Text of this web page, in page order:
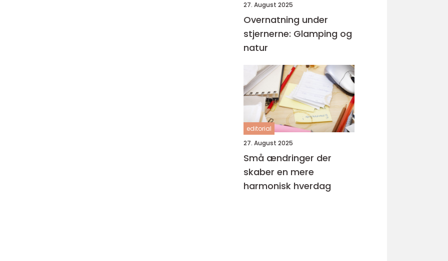
27. August 2025
Overnatning under
stjernerne: Glamping og
natur
editorial
27. August 2025
Små ændringer der
skaber en mere
harmonisk hverdag